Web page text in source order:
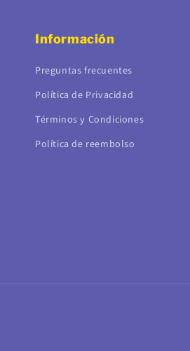
Información
Preguntas frecuentes
Política de Privacidad
Términos y Condiciones
Política de reembolso